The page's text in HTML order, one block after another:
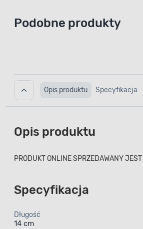
Podobne produkty
Opis produktu Specyfikacja
Opis produktu
PRODUKT ONLINE SPRZEDAWANY JEST
Specyfikacja
Długość
14 cm